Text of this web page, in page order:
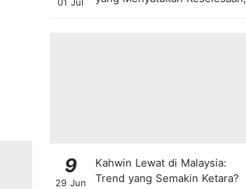
9
29 Jun
Kahwin Lewat di Malaysia:
Trend yang Semakin Ketara?